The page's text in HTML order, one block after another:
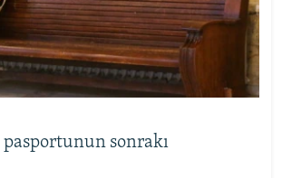
pasportunun sonrakı